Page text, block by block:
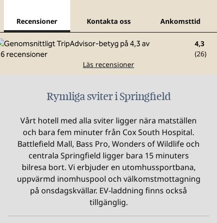
Recensioner Kontakta oss Ankomsttid
4,3
(26)
Läs recensioner
Rymliga sviter i Springfield
Vårt hotell med alla sviter ligger nära matställen
och bara fem minuter från Cox South Hospital.
Battlefield Mall, Bass Pro, Wonders of Wildlife och
centrala Springfield ligger bara 15 minuters
bilresa bort. Vi erbjuder en utomhussportbana,
uppvärmd inomhuspool och välkomstmottagning
på onsdagskvällar. EV-laddning finns också
tillgänglig.